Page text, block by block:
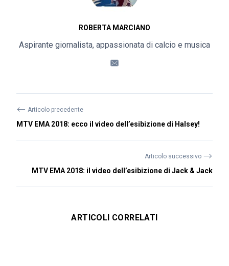
ROBERTA MARCIANO
Aspirante giornalista, appassionata di calcio e musica
⟵ Articolo precedente
MTV EMA 2018: ecco il video dell’esibizione di Halsey!
Articolo successivo ⟶
MTV EMA 2018: il video dell’esibizione di Jack & Jack
ARTICOLI CORRELATI